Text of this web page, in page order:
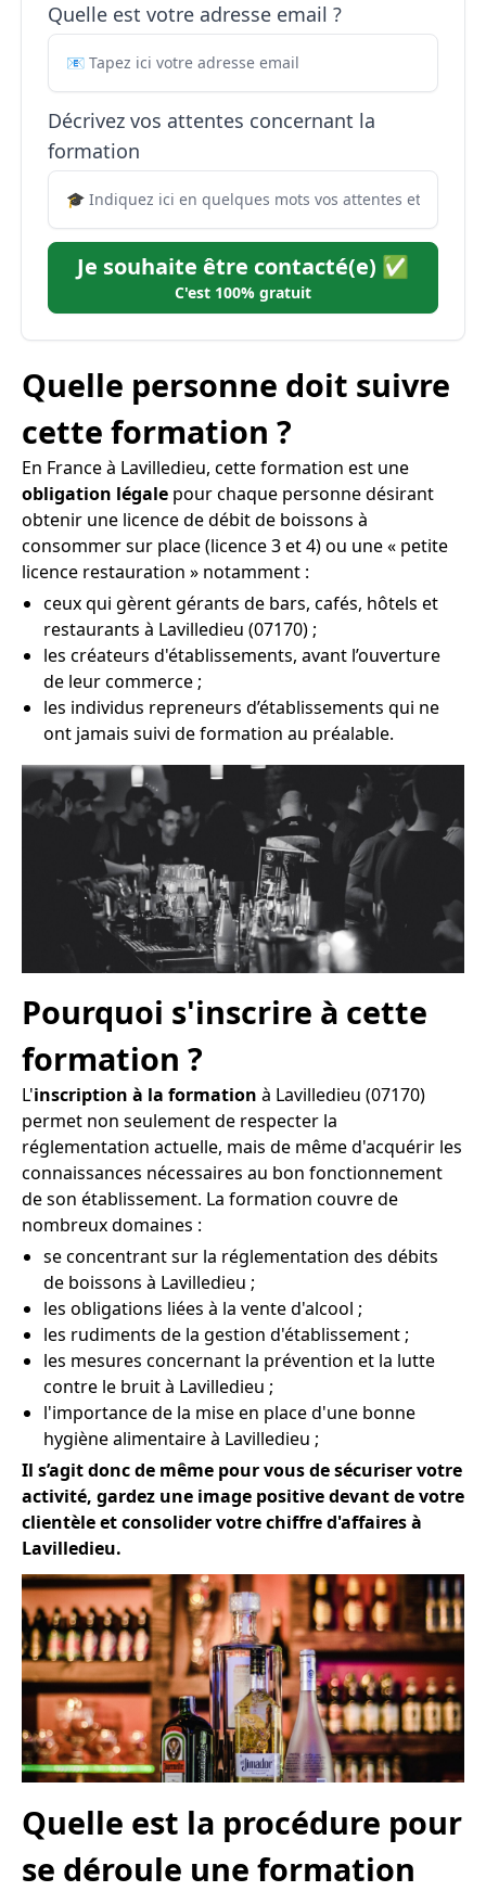
Quelle est votre adresse email ?
Décrivez vos attentes concernant la
formation
Je souhaite être contacté(e) ✅
C'est 100% gratuit
Quelle personne doit suivre
cette formation ?
En France à Lavilledieu, cette formation est une
obligation légale pour chaque personne désirant
obtenir une licence de débit de boissons à
consommer sur place (licence 3 et 4) ou une « petite
licence restauration » notamment :
ceux qui gèrent gérants de bars, cafés, hôtels et
restaurants à Lavilledieu (07170) ;
les créateurs d'établissements, avant l’ouverture
de leur commerce ;
les individus repreneurs d’établissements qui ne
ont jamais suivi de formation au préalable.
Pourquoi s'inscrire à cette
formation ?
L'inscription à la formation à Lavilledieu (07170)
permet non seulement de respecter la
réglementation actuelle, mais de même d'acquérir les
connaissances nécessaires au bon fonctionnement
de son établissement. La formation couvre de
nombreux domaines :
se concentrant sur la réglementation des débits
de boissons à Lavilledieu ;
les obligations liées à la vente d'alcool ;
les rudiments de la gestion d'établissement ;
les mesures concernant la prévention et la lutte
contre le bruit à Lavilledieu ;
l'importance de la mise en place d'une bonne
hygiène alimentaire à Lavilledieu ;
Il s’agit donc de même pour vous de sécuriser votre
activité, gardez une image positive devant de votre
clientèle et consolider votre chiffre d'affaires à
Lavilledieu.
Quelle est la procédure pour
se déroule une formation